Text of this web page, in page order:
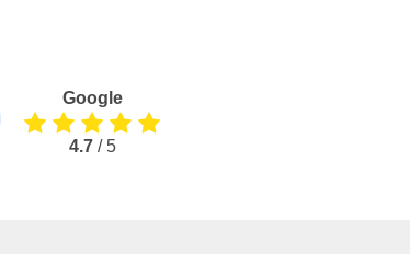
Google
4.7/ 5